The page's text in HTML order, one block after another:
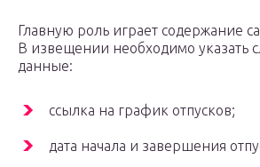
Главную роль играет содержание
В извещении необходимо указать
данные:
ссылка на график отпусков;
дата начала и завершения